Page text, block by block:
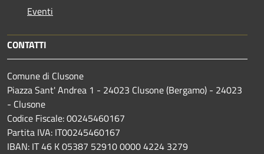
Eventi
CONTATTI
Comune di Clusone
Piazza Sant' Andrea 1 - 24023 Clusone (Bergamo) - 24023
- Clusone
Codice Fiscale: 00245460167
Partita IVA: IT00245460167
IBAN: IT 46 K 05387 52910 0000 4224 3279